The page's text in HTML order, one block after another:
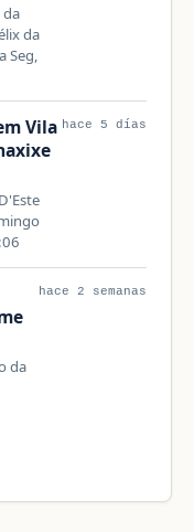
da
da
Seg,
Vila hace 5 días
da
hace 2 semanas